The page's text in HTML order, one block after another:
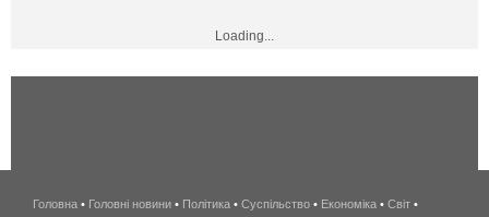
Loading...
беспроводной
Головна • Головні новини • Політика • Суспільство • Економіка • Світ •